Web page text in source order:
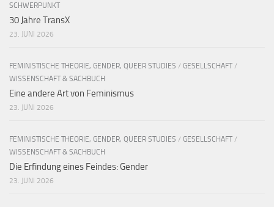
SCHWERPUNKT
30 Jahre TransX
23. JUNI 2026
FEMINISTISCHE THEORIE, GENDER, QUEER STUDIES / GESELLSCHAFT /
WISSENSCHAFT & SACHBUCH
Eine andere Art von Feminismus
23. JUNI 2026
FEMINISTISCHE THEORIE, GENDER, QUEER STUDIES / GESELLSCHAFT /
WISSENSCHAFT & SACHBUCH
Die Erfindung eines Feindes: Gender
23. JUNI 2026